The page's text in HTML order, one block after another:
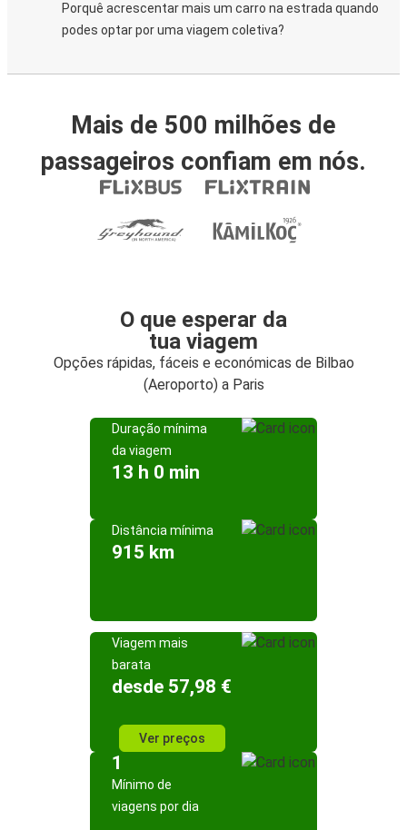
Porquê acrescentar mais um carro na estrada quando
podes optar por uma viagem coletiva?
Mais de 500 milhões de
passageiros confiam em nós.
O que esperar da
tua viagem
Opções rápidas, fáceis e económicas de Bilbao
(Aeroporto) a Paris
Duração mínima
da viagem
13 h 0 min
Distância mínima
915 km
Viagem mais
barata
desde 57,98 €
Ver preços
1
Mínimo de
viagens por dia